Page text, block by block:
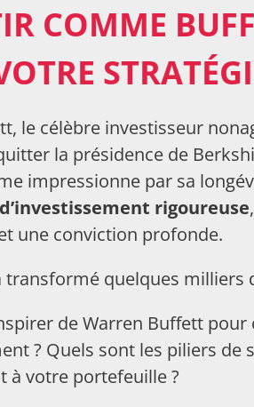
COMME
le célèbre investisseur
la présidence de
impressionne par sa
rigoureuse
une conviction profonde.
transformé quelques milliers
de Warren Buffett
? Quels sont les piliers
à votre portefeuille ?